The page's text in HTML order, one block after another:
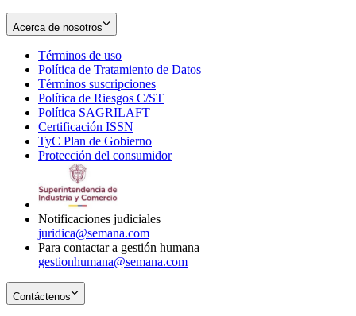
Acerca de nosotros
Términos de uso
in
new
window
Política de Tratamiento de Datos
Términos suscripciones
in
Política de Riesgos C/ST
Política SAGRILAFT
new
window
Certificación ISSN
in
new
TyC Plan de Gobierno
in
Protección del consumidorOpens
Notificaciones judiciales
juridica@semana.com
Para contactar a gestión humana
gestionhumana@semana.com
Contáctenos